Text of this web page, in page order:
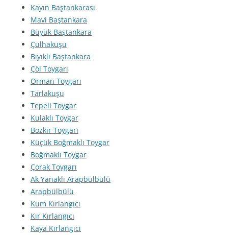
Kayın Baştankarası
Mavi Baştankara
Büyük Baştankara
Çulhakuşu
Bıyıklı Baştankara
Çöl Toygarı
Orman Toygarı
Tarlakuşu
Tepeli Toygar
Kulaklı Toygar
Bozkır Toygarı
Küçük Boğmaklı Toygar
Boğmaklı Toygar
Çorak Toygarı
Ak Yanaklı Arapbülbülü
Arapbülbülü
Kum Kırlangıcı
Kır Kırlangıcı
Kaya Kırlangıcı